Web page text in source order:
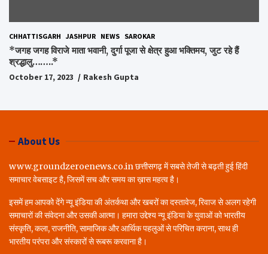
CHHATTISGARH JASHPUR NEWS SAROKAR
*जगह जगह विराजे माता भवानी, दुर्गा पूजा से क्षेत्र हुआ भक्तिमय, जुट रहे हैं
श्रद्धालु……..*
October 17, 2023 Rakesh Gupta
About Us
www.groundzeroenews.co.in छत्तीसगढ़ में सबसे तेजी से बढ़ती हुई हिंदी
समाचार वेबसाइट है, जिसमें सच और समय का ख़ास महत्व है।
इसमें हम आपको देंगे न्यू इंडिया की अंतर्कथा और खबरों का दस्तावेज, रिवाज से अलग रहेगी
समाचारों की संवेदना और उसकी आत्मा। हमारा उद्देश्य न्यू इंडिया के युवाओं को भारतीय
संस्कृति, कला, राजनीति, सामाजिक और आर्थिक पहलुओं से परिचित कराना, साथ ही
भारतीय परंपरा और संस्कारों से रूबरू करवाना है।